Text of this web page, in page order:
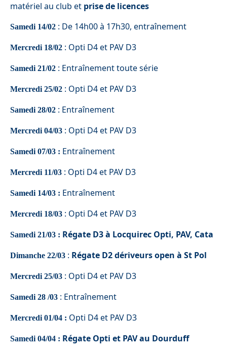
matériel au club et prise de licences
Samedi 14/02 : De 14h00 à 17h30, entraînement
Mercredi 18/02 : Opti D4 et PAV D3
Samedi 21/02 : Entraînement toute série
Mercredi 25/02 : Opti D4 et PAV D3
Samedi 28/02 : Entraînement
Mercredi 04/03 : Opti D4 et PAV D3
Samedi 07/03 : Entraînement
Mercredi 11/03 : Opti D4 et PAV D3
Samedi 14/03 : Entraînement
Mercredi 18/03 : Opti D4 et PAV D3
Samedi 21/03 : Régate D3 à Locquirec Opti, PAV, Cata
Dimanche 22/03 : Régate D2 dériveurs open à St Pol
Mercredi 25/03 : Opti D4 et PAV D3
Samedi 28 /03 : Entraînement
Mercredi 01/04 : Opti D4 et PAV D3
Samedi 04/04 : Régate Opti et PAV au Dourduff